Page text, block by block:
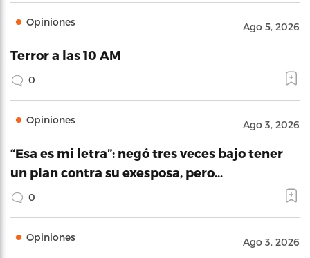
Opiniones Ago 5, 2026
Terror a las 10 AM
0
Opiniones Ago 3, 2026
“Esa es mi letra”: negó tres veces bajo tener
un plan contra su exesposa, pero…
0
Opiniones Ago 3, 2026